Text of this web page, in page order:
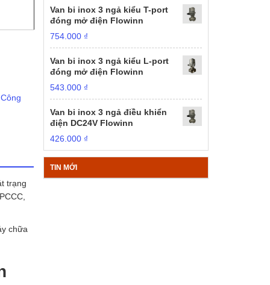
trạng
chữa
Van bi inox 3 ngả kiểu T-port
đóng mở điện Flowinn
754.000 ₫
Van bi inox 3 ngả kiểu L-port
đóng mở điện Flowinn
543.000 ₫
Van bi inox 3 ngả điều khiển
điện DC24V Flowinn
426.000 ₫
TIN MỚI